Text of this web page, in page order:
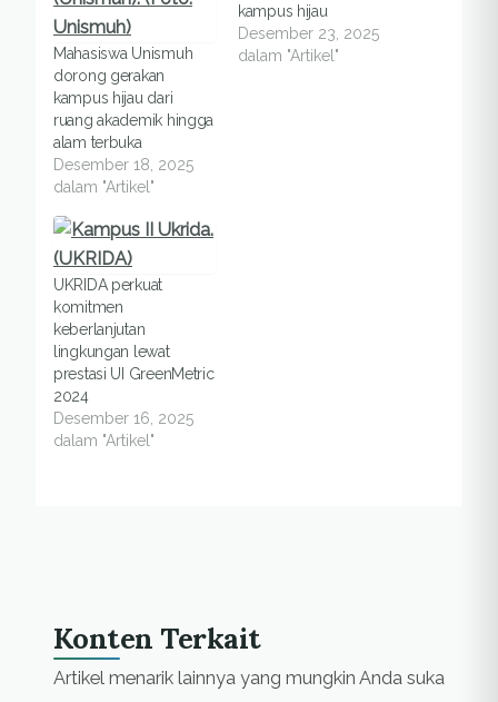
Mahasiswa Unismuh
dorong gerakan
kampus hijau dari
ruang akademik hingga
alam terbuka
Desember 18, 2025
dalam "Artikel"
kampus hijau
Desember 23, 2025
dalam "Artikel"
UKRIDA perkuat
komitmen
keberlanjutan
lingkungan lewat
prestasi UI GreenMetric
2024
Desember 16, 2025
dalam "Artikel"
Konten Terkait
Artikel menarik lainnya yang mungkin Anda suka